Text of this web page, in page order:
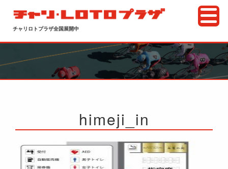
チャリロトプラザ全国展開中
himeji_in